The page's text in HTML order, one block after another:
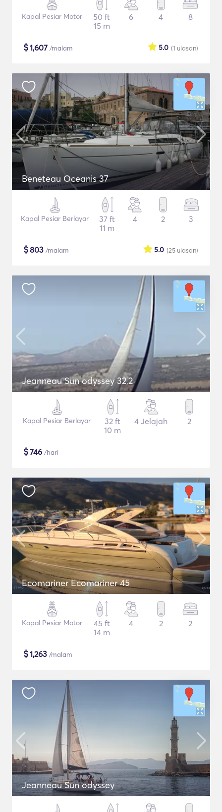
Kapal Pesiar Motor
50 ft
15 m
6 4 8
$1,607 /malam (1 ulasan)
5.0
Beneteau Oceanis 37
Kapal Pesiar Berlayar
37 ft
11 m
4 2 3
$803 /malam (25 ulasan)
5.0
Jeanneau Sun odyssey 32,2
Kapal Pesiar Berlayar
32 ft
10 m
4 Jelajah 2
$746 /hari
Ecomariner Ecomariner 45
Kapal Pesiar Motor
45 ft
14 m
4 2 2
$1,263 /malam
Jeanneau Sun odyssey